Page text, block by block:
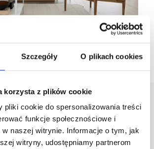
Szczegóły O plikach cookies
korzysta z plików cookie
pliki cookie do spersonalizowania treści
funkcje społecznościowe i
w naszej witrynie. Informacje o tym, jak
witryny, udostępniamy partnerom